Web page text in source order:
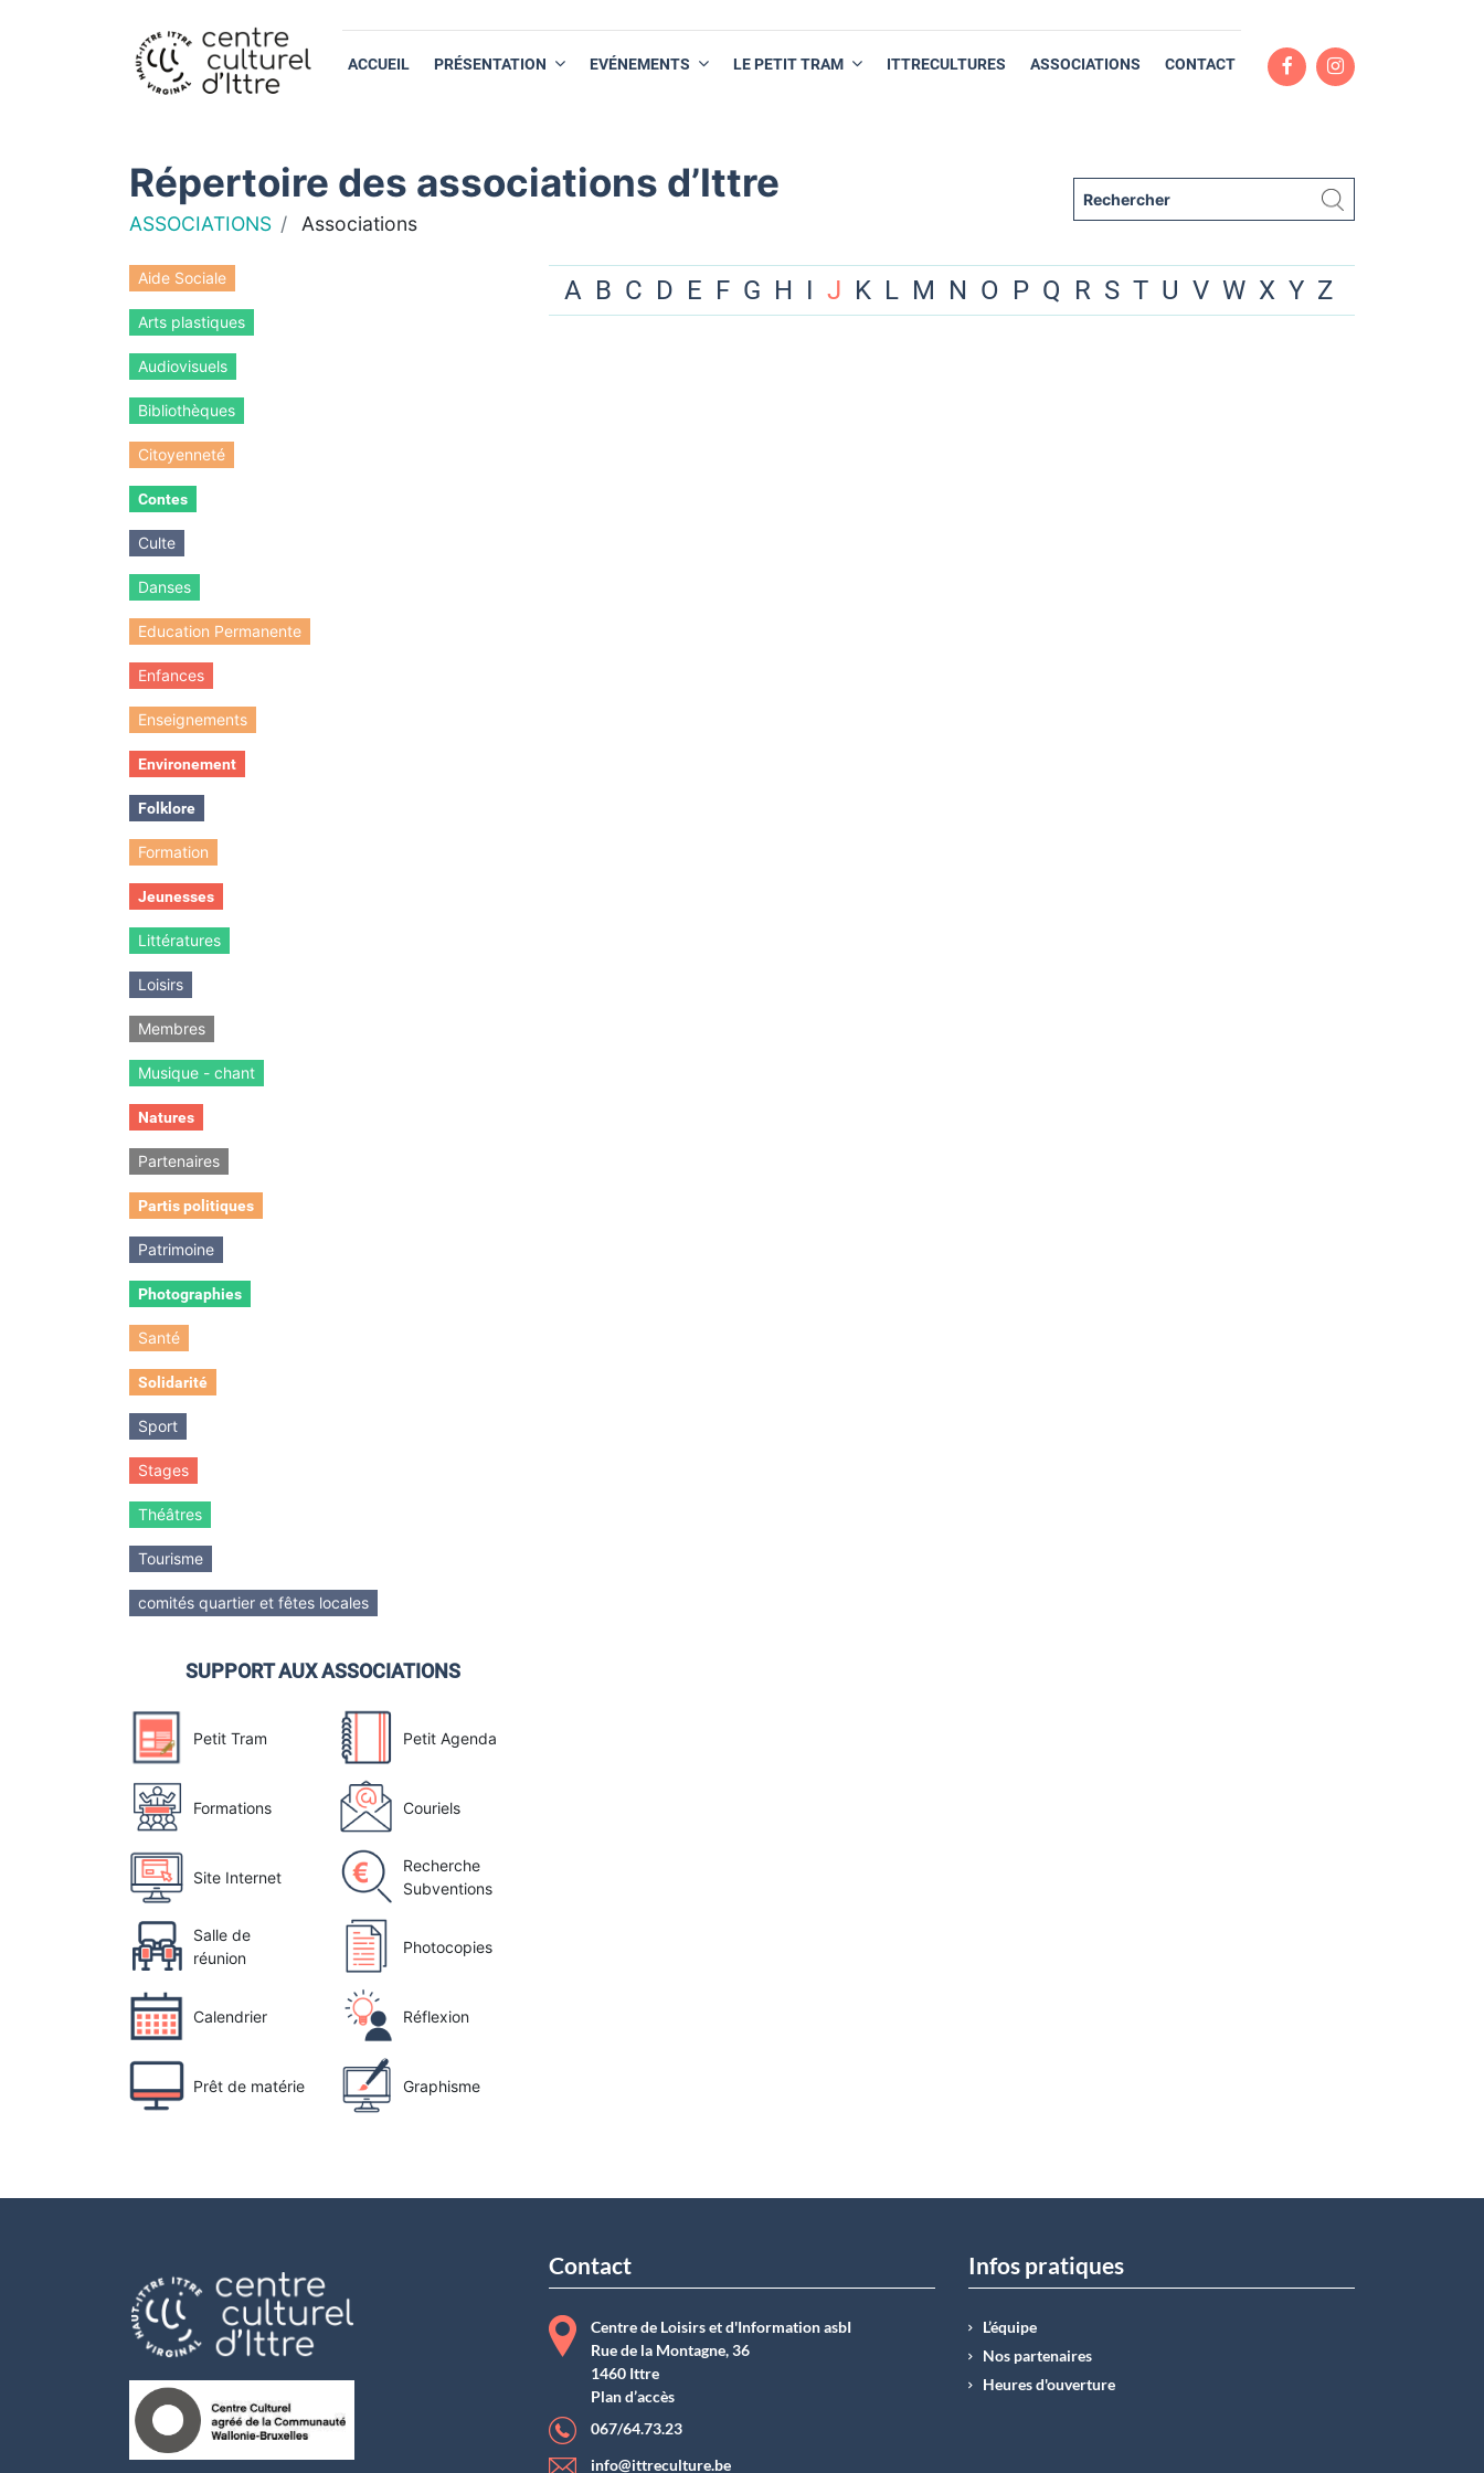
ACCUEIL PRÉSENTATION EVÉNEMENTS LE PETIT TRAM ITTRECULTURES ASSOCIATIONS CONTACT
Répertoire des associations d’Ittre
ASSOCIATIONS Associations
Aide Sociale
Arts plastiques
Audiovisuels
Bibliothèques
Citoyenneté
Contes
Culte
Danses
Education Permanente
Enfances
Enseignements
Environement
Folklore
Formation
Jeunesses
Littératures
Loisirs
Membres
Musique - chant
Natures
Partenaires
Partis politiques
Patrimoine
Photographies
Santé
Solidarité
Sport
Stages
Théâtres
Tourisme
comités quartier et fêtes locales
A B C D E F G H I J K L M N O P Q R S T U V W X Y Z
SUPPORT AUX ASSOCIATIONS
Petit Tram
Formations
Site Internet
Salle de
réunion
Calendrier
Prêt de matérie
Petit Agenda
Couriels
Recherche
Subventions
Photocopies
Réflexion
Graphisme
Contact
Centre de Loisirs et d'Information asbI
Rue de la Montagne, 36
1460 Ittre
Plan d’accès
067/64.73.23
info@ittreculture.be
Infos pratiques
L’équipe
Nos partenaires
Heures d'ouverture